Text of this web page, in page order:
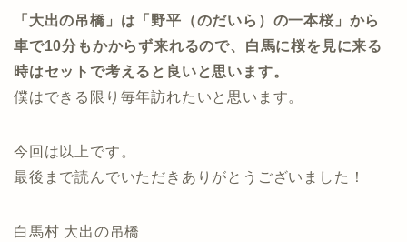
「大出の吊橋」は「野平（のだいら）の一本桜」から
車で10分もかからず来れるので、白馬に桜を見に来る
時はセットで考えると良いと思います。
僕はできる限り毎年訪れたいと思います。
今回は以上です。
最後まで読んでいただきありがとうございました！
白馬村 大出の吊橋